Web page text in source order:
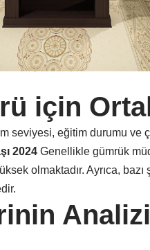
için
seviyesi, eğitim durumu ve
2024 Genellikle gümrük
olmaktadır. Ayrıca,
Analizi